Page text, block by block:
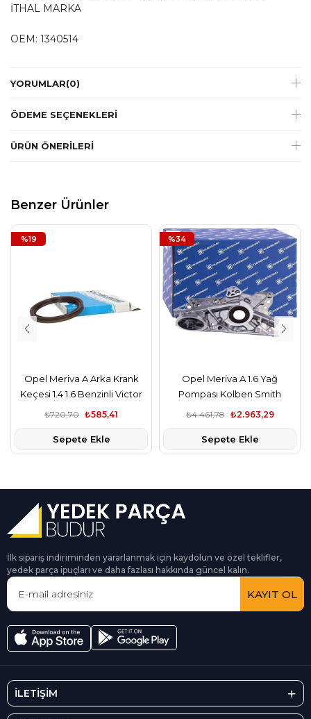
İTHAL MARKA
OEM: 1340514
YORUMLAR(0)
ÖDEME SEÇENEKLERI
ÜRÜN ÖNERILERI
Benzer Ürünler
Opel Meriva A Arka Krank
Keçesi 1.4 1.6 Benzinli Victor
Reinz,₺585,41
₺720,70
Sepete Ekle
%19
Opel Meriva A 1.6 Yağ
Pompası Kolben Smith
₺2.963,29
₺4.461,78
Sepete Ekle
%34
İlk sipariş indiriminden yararlanmak için kaydolun ve özel teklifler,
yedek parça ipuçları ve daha fazlası hakkında güncel kalın.
KAYIT OL
İLETİŞİM